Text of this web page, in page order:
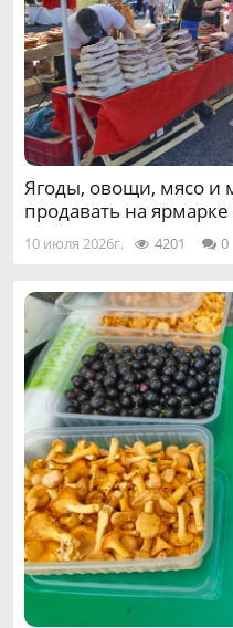
Ягоды, овощи, мясо и
продавать на
10 июля 2026г. 4201 0